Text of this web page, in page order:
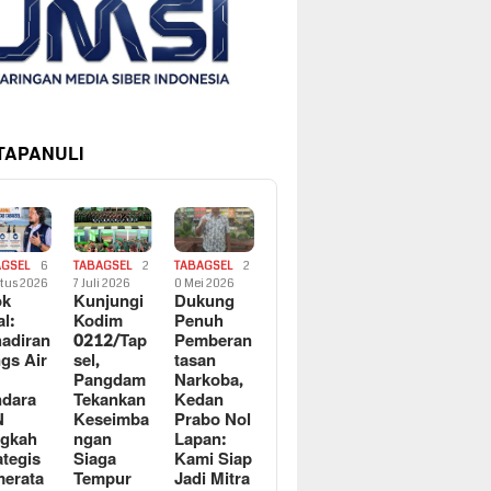
6
2026
Air
TABAGSEL
2
7 Juli 2026
Kunjungi
Kodim
0212/Tap
sel,
Pangdam
Tekankan
Keseimba
ngan
Siaga
Tempur
TABAGSEL
2
0 Mei 2026
Dukung
Penuh
Pemberan
tasan
Narkoba,
Kedan
Prabo Nol
Lapan:
Kami Siap
Jadi Mitra